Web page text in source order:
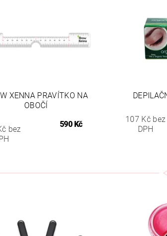
XENNA PRAVÍTKO NA
OBOČÍ
bez
590 Kč
107 Kč bez
DPH